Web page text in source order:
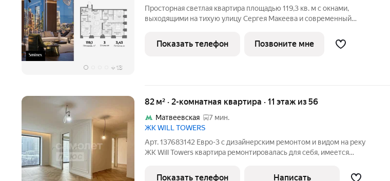
+ 13
Просторная светлая квартира площадью 119,3 кв. м с окнами,
выходящими на тихую улицу Сергея Макеева и современный
возможностью открывания настежь улучшает видовые
характеристики. Продуманная
Показать телефон Позвоните мне
82 м² · 2-комнатная квартира · 11 этаж из 56
Матвеевская
7 мин.
ЖК WILL TOWERS
Арт. 137683142 Евро-3 с дизайнерским ремонтом и видом на реку
ЖК Will Towers квартира ремонтировалась для себя, имеется
большей площади! Межкомнатные двери и светильники
Показать телефон Написать